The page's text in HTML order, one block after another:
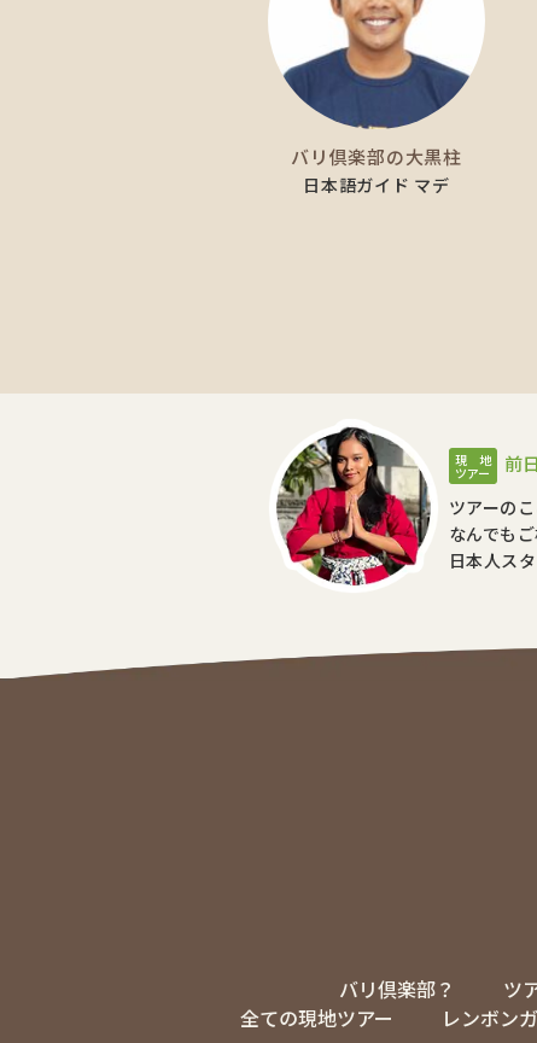
バリ倶楽部の大黒柱
日本語ガイド マデ
現 地
ツアー 前
ツアーの
なんでも
日本人ス
バリ倶楽部？ ツ
全ての現地ツアー
レンボン